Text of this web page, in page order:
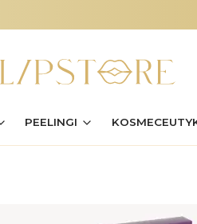
PEELINGI